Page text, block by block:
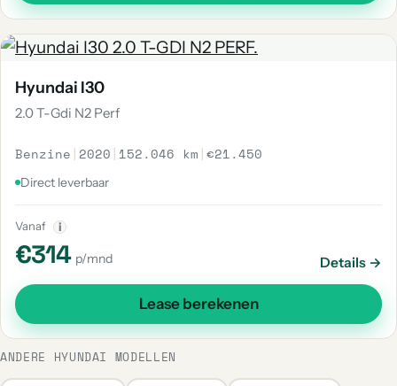
Hyundai I30
2.0 T-Gdi N2 Perf
Benzine | 2020 | 152.046 km |€21.450
Direct leverbaar
Vanaf i
€314 p/mnd Details →
Lease berekenen
ANDERE HYUNDAI MODELLEN